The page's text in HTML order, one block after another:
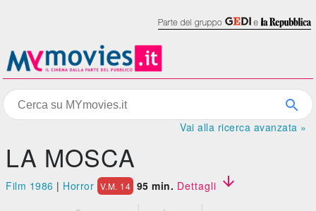
Vai alla ricerca avanzata »
LA MOSCA
Film 1986 | Horror V.M. 14 95 min. Dettagli 